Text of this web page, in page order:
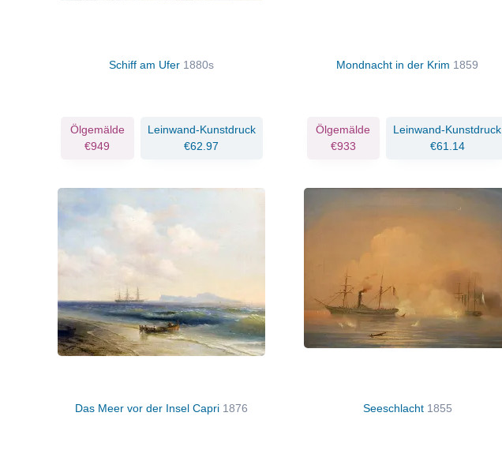
Schiff am Ufer 1880s
Ölgemälde
€949
Leinwand-Kunstdruck
€62.97
Mondnacht in der Krim 1859
Ölgemälde
€933
Leinwand-Kunstdruck
€61.14
Das Meer vor der Insel Capri 1876 Seeschlacht 1855